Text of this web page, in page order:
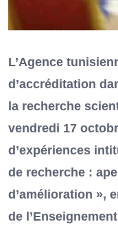
L’Agence
d’accréditation
la recherche
vendredi 17
d’expériences
de recherche :
d’amélioration »,
de